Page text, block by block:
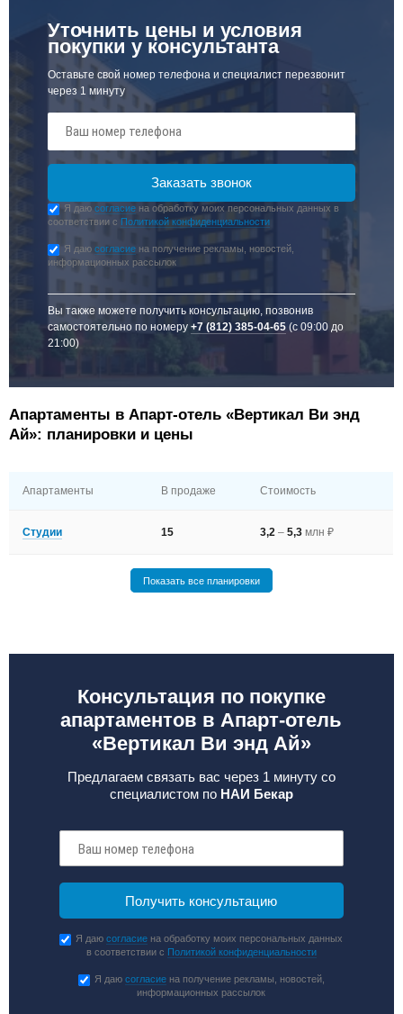
Уточнить цены и условия
покупки у консультанта
Оставьте свой номер телефона и специалист перезвонит
через 1 минуту
Я даюсогласие на обработку моих персональных данных в
соответствии сПолитикой конфиденциальности
Я даюсогласие на получение рекламы, новостей,
информационных рассылок
Вы также можете получить консультацию, позвонив
самостоятельно по номеру+7 (812) 385-04-65 (с 09:00 до
21:00)
Апартаменты в Апарт-отель «Вертикал Ви энд
Ай»: планировки и цены
Апартаменты В продаже Стоимость
Студии 15 3,2– 5,3млн ₽
Показать все планировки
Консультация по покупке
апартаментов в Апарт-отель
«Вертикал Ви энд Ай»
Предлагаем связать вас через 1 минуту со
специалистом по НАИ Бекар
Я даюсогласие на обработку моих персональных данных
в соответствии с Политикой конфиденциальности
Я даю согласиена получение рекламы, новостей,
информационных рассылок